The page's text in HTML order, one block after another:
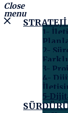
Close
menu
1-
2-
3-
4-
5-